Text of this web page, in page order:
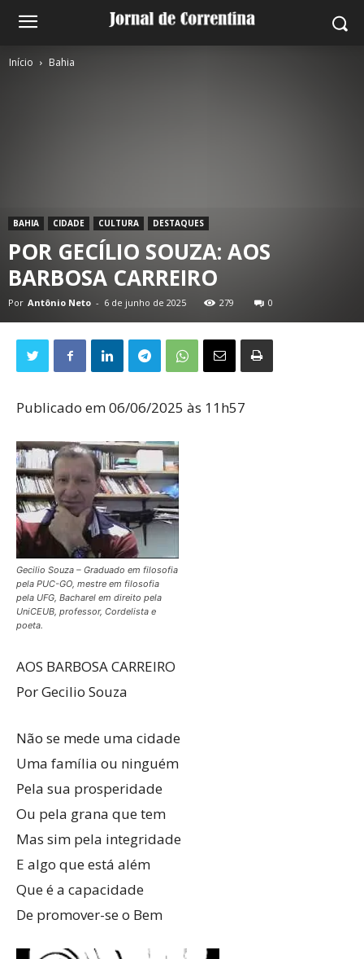
Início Bahia
BAHIA CIDADE CULTURA DESTAQUES
POR GECÍLIO SOUZA: AOS
BARBOSA CARREIRO
Por Antônio Neto - 6 de junho de 2025 279 0
Publicado em 06/06/2025 às 11h57
Gecilio Souza – Graduado em filosofia
pela PUC-GO, mestre em filosofia
pela UFG, Bacharel em direito pela
UniCEUB, professor, Cordelista e
poeta.
AOS BARBOSA CARREIRO
Por Gecilio Souza
Não se mede uma cidade
Uma família ou ninguém
Pela sua prosperidade
Ou pela grana que tem
Mas sim pela integridade
E algo que está além
Que é a capacidade
De promover-se o Bem